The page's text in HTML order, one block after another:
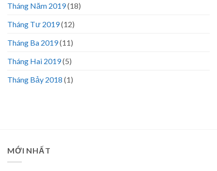
Tháng Năm 2019(18)
Tháng Tư 2019(12)
Tháng Ba 2019(11)
Tháng Hai 2019(5)
Tháng Bảy 2018 (1)
MỚI NHẤT